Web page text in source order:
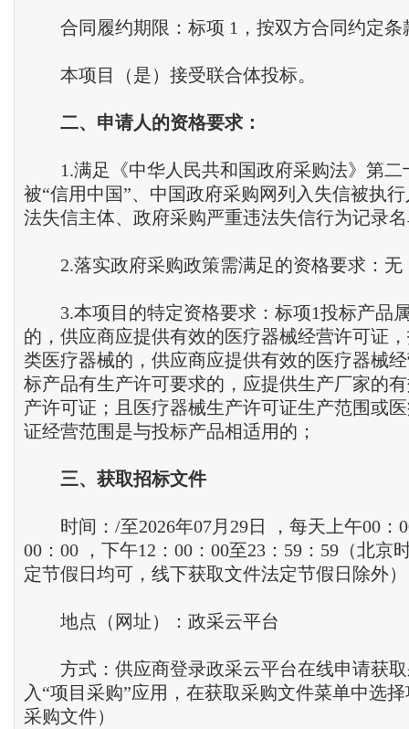
合同履约期限：标项 1，按双方合同约定条
本项目（是）接受联合体投标。
二、申请人的资格要求：
1.满足《中华人民共和国政府采购法》第二
被“信用中国”、中国政府采购网列入失信被执
法失信主体、政府采购严重违法失信行为记录
2.落实政府采购政策需满足的资格要求：无
3.本项目的特定资格要求：标项1投标产品
的，供应商应提供有效的医疗器械经营许可证
类医疗器械的，供应商应提供有效的医疗器械
标产品有生产许可要求的，应提供生产厂家的
产许可证；且医疗器械生产许可证生产范围或
证经营范围是与投标产品相适用的；
三、获取招标文件
时间：/至2026年07月29日 ，每天上午00：
00：00 ，下午12：00：00至23：59：59（北京
定节假日均可，线下获取文件法定节假日除外）
地点（网址）：政采云平台
方式：供应商登录政采云平台在线申请获取
入“项目采购”应用，在获取采购文件菜单中选
采购文件）